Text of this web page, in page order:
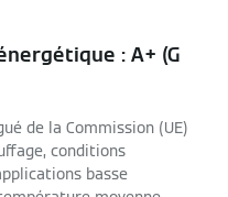
: A+ (G
de la Commission (UE)
conditions
basse